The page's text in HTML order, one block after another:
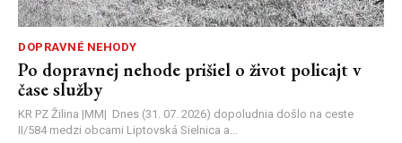
DOPRAVNÉ NEHODY
Po dopravnej nehode prišiel o život policajt v
čase služby
KR PZ Žilina |MM| Dnes (31. 07. 2026) dopoludnia došlo na ceste
II/584 medzi obcami Liptovská Sielnica a...